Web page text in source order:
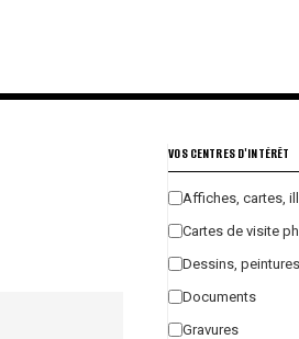
VOS CENTRES D'INTÉRÊT
Affiches, cartes,
Cartes de visite
Dessins,
Documents
Gravures